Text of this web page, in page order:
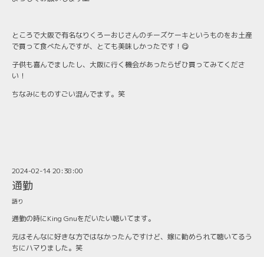
ところで大阪で有名なりくろーおじさんのチーズケーキというものをお土産
で買って食べたんですが、とても美味しかったです！😋
子供も喜んでましたし、大阪に行く機会があったらぜひ買ってみてくださ
い！
ちなみにものすごい混んでます。笑
2024-02-14 20:38:00
通勤
語り
通勤の時にKing Gnuをだいたい聴いてます。
元はそんなに好きな方ではなかったんですけど、嫁に勧められて聴いてるう
ちにハマりました。笑